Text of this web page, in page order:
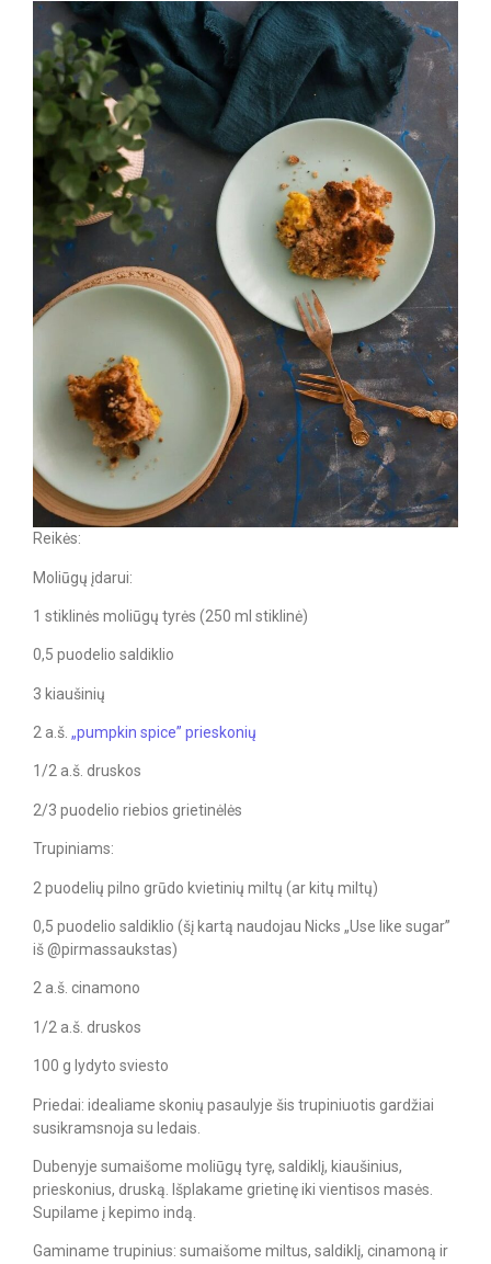
Reikės:
Moliūgų įdarui:
1 stiklinės moliūgų tyrės (250 ml stiklinė)
0,5 puodelio saldiklio
3 kiaušinių
2 a.š. „pumpkin spice” prieskonių
1/2 a.š. druskos
2/3 puodelio riebios grietinėlės
Trupiniams:
2 puodelių pilno grūdo kvietinių miltų (ar kitų miltų)
0,5 puodelio saldiklio (šį kartą naudojau Nicks „Use like sugar”
iš @pirmassaukstas)
2 a.š. cinamono
1/2 a.š. druskos
100 g lydyto sviesto
Priedai: idealiame skonių pasaulyje šis trupiniuotis gardžiai
susikramsnoja su ledais.
Dubenyje sumaišome moliūgų tyrę, saldiklį, kiaušinius,
prieskonius, druską. Išplakame grietinę iki vientisos masės.
Supilame į kepimo indą.
Gaminame trupinius: sumaišome miltus, saldiklį, cinamoną ir